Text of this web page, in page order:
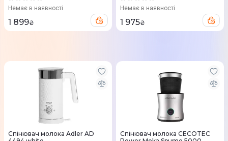
Немає в наявності
1 899₴
Немає в наявності
1 975₴
Спінювач молока Adler AD
Спінювач молока CECOTEC